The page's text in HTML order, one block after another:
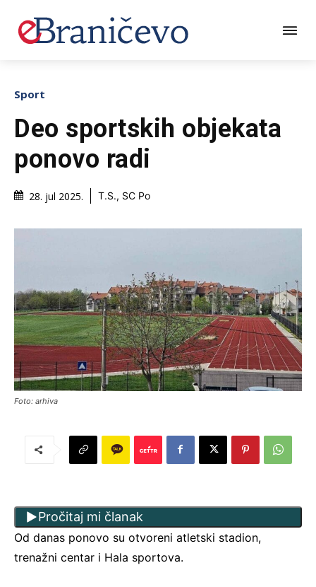
Sport
Deo sportskih objekata
ponovo radi
28. jul 2025. T.S., SC Po
Foto: arhiva
Pročitaj mi članak
Od danas ponovo su otvoreni atletski stadion,
trenažni centar i Hala sportova.